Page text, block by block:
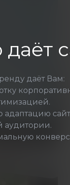
даёт
даёт Вам:
адаптацию
аудитории.